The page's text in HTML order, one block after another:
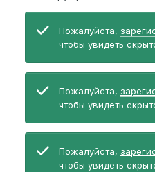
Пожалуйста,
чтобы увидеть
Пожалуйста,
чтобы увидеть
Пожалуйста,
чтобы увидеть